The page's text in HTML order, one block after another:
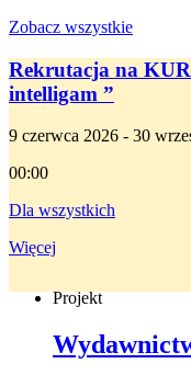
Zobacz wszystkie
Rekrutacja na
intelligam ”
9 czerwca 2026 - 30
00:00
Dla wszystkich
Więcej
Projekt